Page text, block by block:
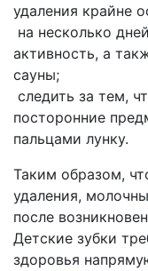
удаления крайне
на несколько
активность, а
сауны;
следить за тем,
посторонние
пальцами лунку.
Таким образом,
удаления,
после
Детские зубки
здоровья